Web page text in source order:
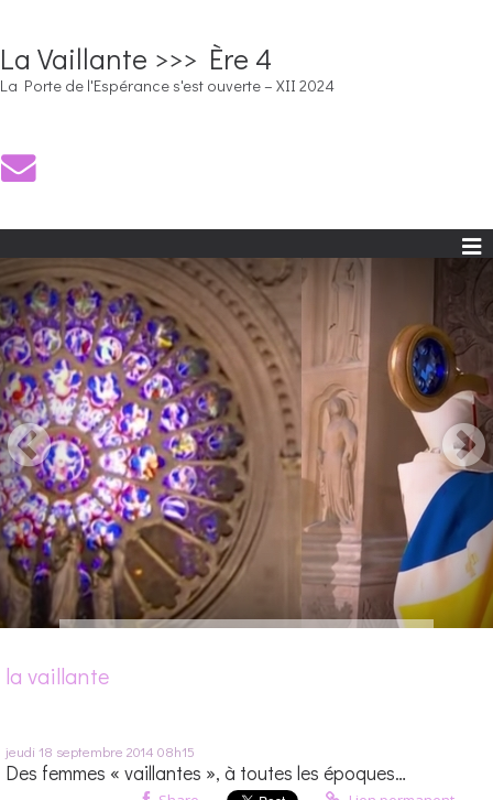
La Vaillante >>> Ère 4
La Porte de l'Espérance s'est ouverte – XII 2024
la vaillante
jeudi 18 septembre 2014 08h15
Des femmes « vaillantes », à toutes les époques…